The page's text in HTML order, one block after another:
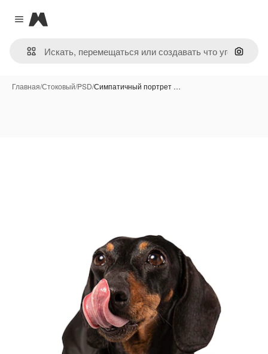
Close menu
Magnific
Поиск
Главная/Стоковый/PSD/Симпатичный портрет …